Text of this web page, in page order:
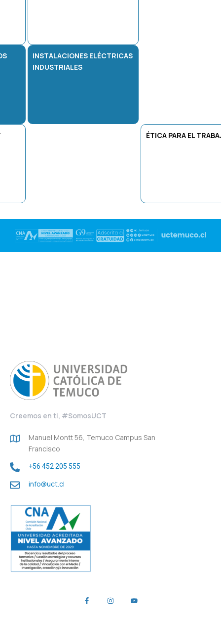
INSTALACIONES ELÉCTRICAS
INDUSTRIALES
ÉTICA PARA EL
Creemos en ti, #SomosUCT
Manuel Montt 56, Temuco Campus San
Francisco
+56 452 205 555
info@uct.cl